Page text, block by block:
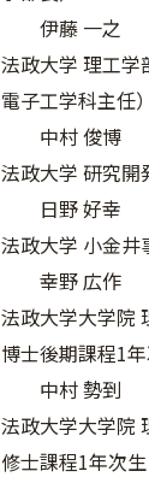
伊藤 一之
法政大学 理工学
電子工学科主任）
中村 俊博
法政大学 研究開
日野 好幸
法政大学 小金井
幸野 広作
法政大学大学院
博士後期課程1
中村 勢到
法政大学大学院
修士課程1年次生